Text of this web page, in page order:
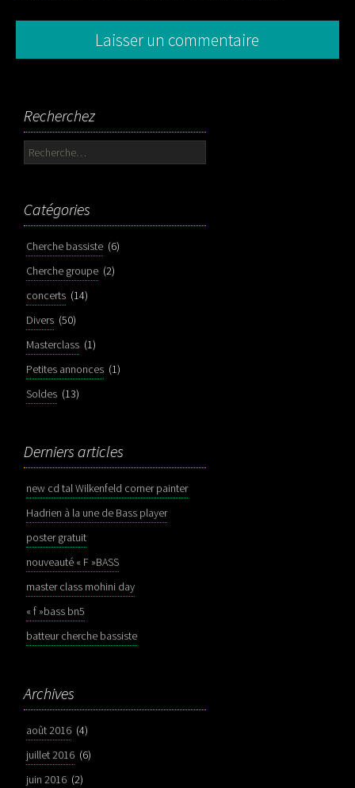
Recherchez
Rechercher :
Catégories
Cherche bassiste (6)
Cherche groupe (2)
concerts (14)
Divers (50)
Masterclass (1)
Petites annonces (1)
Soldes (13)
Derniers articles
new cd tal Wilkenfeld corner painter
Hadrien à la une de Bass player
poster gratuit
nouveauté « F »BASS
master class mohini day
« f »bass bn5
batteur cherche bassiste
Archives
août 2016 (4)
juillet 2016 (6)
juin 2016 (2)